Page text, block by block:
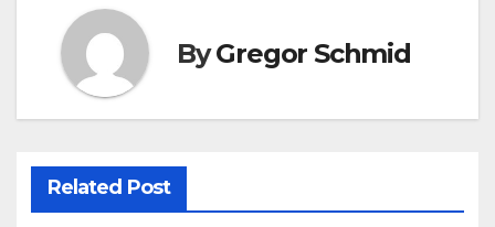
ByGregor Schmid
Related Post